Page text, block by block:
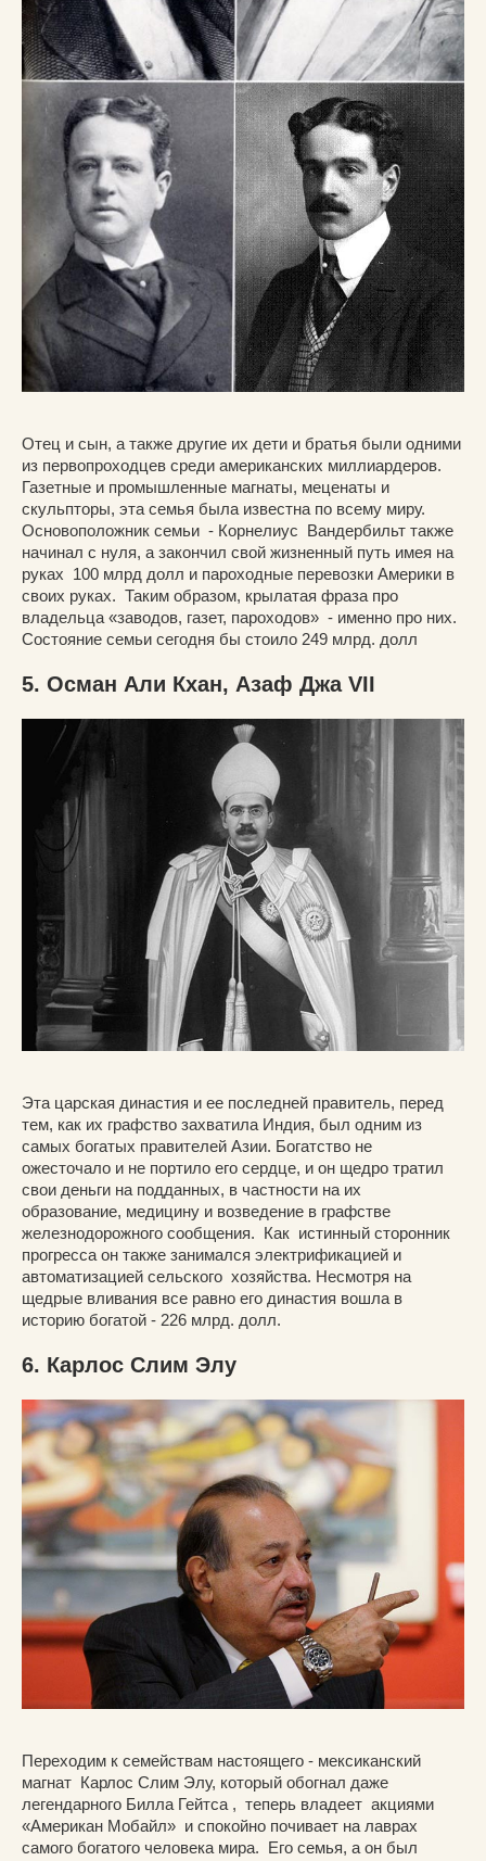
Отец и сын, а также другие их дети и братья были одними
из первопроходцев среди американских миллиардеров.
Газетные и промышленные магнаты, меценаты и
скульпторы, эта семья была известна по всему миру.
Основоположник семьи - Корнелиус Вандербильт также
начинал с нуля, а закончил свой жизненный путь имея на
руках 100 млрд долл и пароходные перевозки Америки в
своих руках. Таким образом, крылатая фраза про
владельца «заводов, газет, пароходов» - именно про них.
Состояние семьи сегодня бы стоило 249 млрд. долл
5. Осман Али Кхан, Азаф Джа VII
Эта царская династия и ее последней правитель, перед
тем, как их графство захватила Индия, был одним из
самых богатых правителей Азии. Богатство не
ожесточало и не портило его сердце, и он щедро тратил
свои деньги на подданных, в частности на их
образование, медицину и возведение в графстве
железнодорожного сообщения. Как истинный сторонник
прогресса он также занимался электрификацией и
автоматизацией сельского хозяйства. Несмотря на
щедрые вливания все равно его династия вошла в
историю богатой - 226 млрд. долл.
6. Карлос Слим Элу
Переходим к семействам настоящего - мексиканский
магнат Карлос Слим Элу, который обогнал даже
легендарного Билла Гейтса , теперь владеет акциями
«Американ Мобайл» и спокойно почивает на лаврах
самого богатого человека мира. Его семья, а он был